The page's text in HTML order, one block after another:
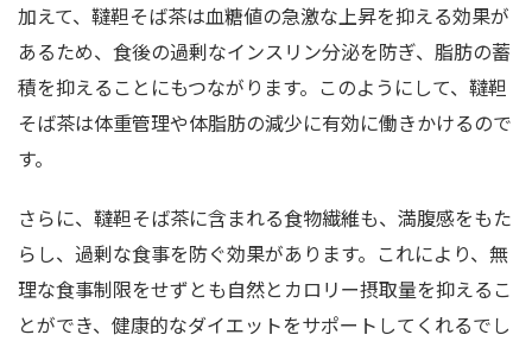
加えて、韃靼そば茶は血糖値の急激な上昇を抑える効果が
あるため、食後の過剰なインスリン分泌を防ぎ、脂肪の蓄
積を抑えることにもつながります。このようにして、韃靼
そば茶は体重管理や体脂肪の減少に有効に働きかけるので
す。
さらに、韃靼そば茶に含まれる食物繊維も、満腹感をもた
らし、過剰な食事を防ぐ効果があります。これにより、無
理な食事制限をせずとも自然とカロリー摂取量を抑えるこ
とができ、健康的なダイエットをサポートしてくれるでし